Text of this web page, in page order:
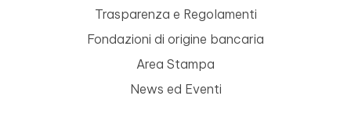
Trasparenza e Regolamenti
Fondazioni di origine bancaria
Area Stampa
News ed Eventi